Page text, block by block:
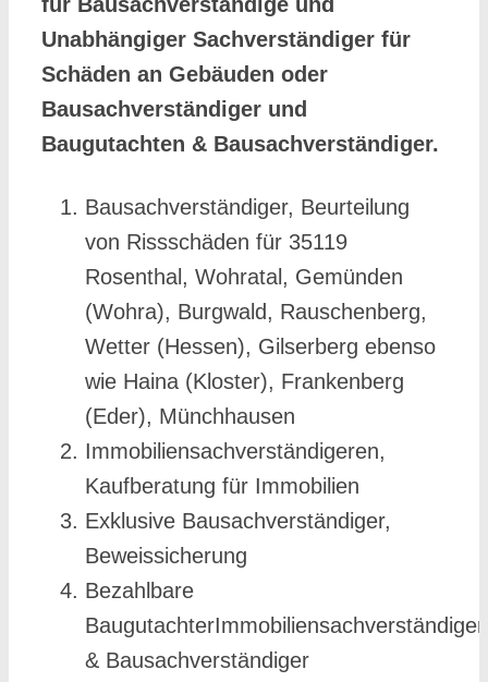
Unabhängiger Sachverständiger für
Schäden an Gebäuden oder
Bausachverständiger und
Baugutachten & Bausachverständiger.
Bausachverständiger, Beurteilung
von Rissschäden für 35119
Rosenthal, Wohratal, Gemünden
(Wohra), Burgwald, Rauschenberg,
Wetter (Hessen), Gilserberg ebenso
wie Haina (Kloster), Frankenberg
(Eder), Münchhausen
Immobiliensachverständigeren,
Kaufberatung für Immobilien
Exklusive Bausachverständiger,
Beweissicherung
Bezahlbare
BaugutachterImmobiliensachverständiger
& Bausachverständiger